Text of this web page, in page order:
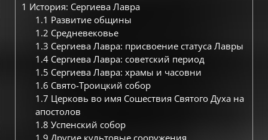
1 История: Сергиева Лавра
1.1 Развитие общины
1.2 Средневековье
1.3 Сергиева Лавра: присвоение статуса Лавры
1.4Сергиева Лавра: советский период
1.5 Сергиева Лавра: храмы и часовни
1.6 Свято-Троицкий собор
1.7 Церковь во имя Сошествия Святого Духа на
апостолов
1.8 Успенский собор